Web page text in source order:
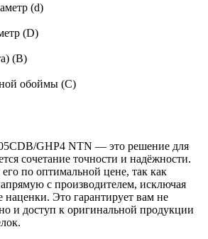
(d)
(D)
(B)
обоймы (C)
GHP4 NTN — это решение для
сочетание точности и надёжности.
по оптимальной цене, так как
с производителем, исключая
наценки. Это гарантирует вам не
и доступ к оригинальной продукции